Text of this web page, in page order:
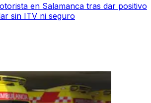
en Salamanca tras dar positivo
sin ITV ni seguro